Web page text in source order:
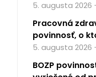
5. augusta 2026
Pracovná
povinnosť, o
5. augusta 2026 -
BOZP